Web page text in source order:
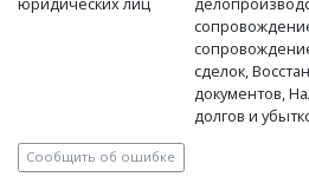
сделок,
документов,
долгов и
Сообщить об ошибке